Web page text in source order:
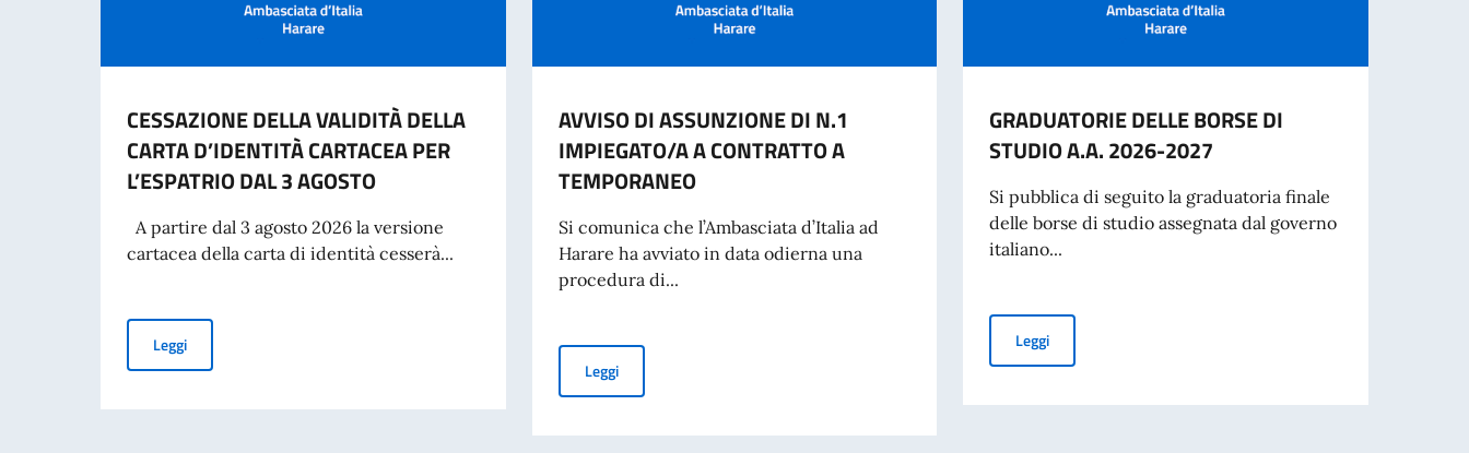
CESSAZIONE DELLA VALIDITÀ DELLA
CARTA D’IDENTITÀ CARTACEA PER
L’ESPATRIO DAL 3 AGOSTO
A partire dal 3 agosto 2026 la versione
cartacea della carta di identità cesserà...
LeggiCESSAZIONE DELLA VALIDITÀ DELLA CARTA D’IDENTITÀ CARTACEA PER L’ESPATRIO DAL 3 AGOSTO
AVVISO DI ASSUNZIONE DI N.1
IMPIEGATO/A A CONTRATTO A
TEMPORANEO
Si comunica che l’Ambasciata d’Italia ad
Harare ha avviato in data odierna una
procedura di...
LeggiAVVISO DI ASSUNZIONE DI N.1 IMPIEGATO/A A CONTRATTO A TEMPORANEO
GRADUATORIE DELLE BORSE DI
STUDIO A.A. 2026-2027
Si pubblica di seguito la graduatoria finale
delle borse di studio assegnata dal governo
italiano...
LeggiGRADUATORIE DELLE BORSE DI STUDIO A.A. 2026-2027